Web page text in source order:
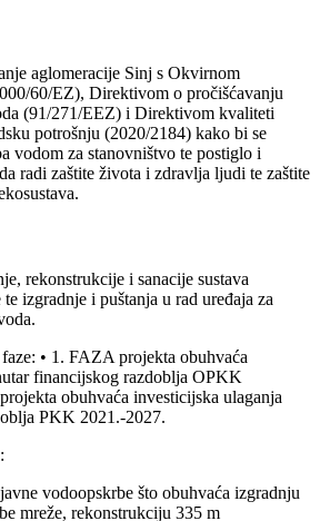
aglomeracije Sinj s Okvirnom
60/EZ), Direktivom o pročišćavanju
(91/271/EEZ) i Direktivom kvaliteti
potrošnju (2020/2184) kako bi se
vodom za stanovništvo te postiglo i
radi zaštite života i zdravlja ljudi te zaštite
rekonstrukcije i sanacije sustava
izgradnje i puštanja u rad uređaja za
• 1. FAZA projekta obuhvaća
financijskog razdoblja OPKK
obuhvaća investicijska ulaganja
PKK 2021.-2027.
vodoopskrbe što obuhvaća izgradnju
mreže, rekonstrukciju 335 m